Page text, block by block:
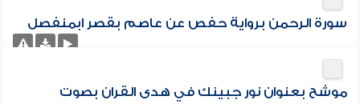
سورة الرحمن برواية حفص عن عاصم بقصر ابمنفصل
موشح بعنوان نور جبينك في هدى القران بصوت